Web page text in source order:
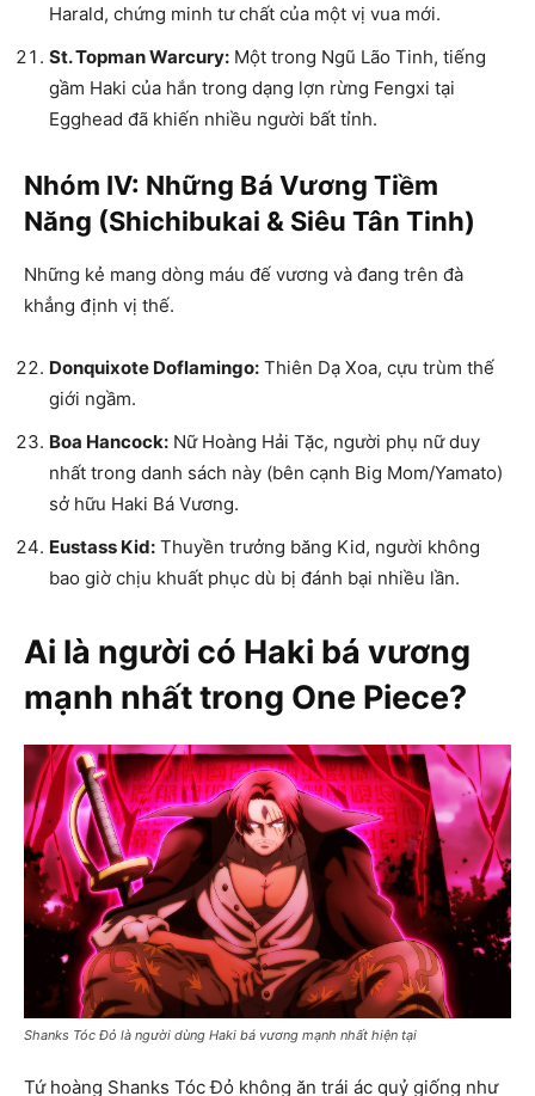
Harald, chứng minh tư chất của một vị vua mới.
St. Topman Warcury: Một trong Ngũ Lão Tinh, tiếng
gầm Haki của hắn trong dạng lợn rừng Fengxi tại
Egghead đã khiến nhiều người bất tỉnh.
Nhóm IV: Những Bá Vương Tiềm
Năng (Shichibukai & Siêu Tân Tinh)
Những kẻ mang dòng máu đế vương và đang trên đà
khẳng định vị thế.
Donquixote Doflamingo: Thiên Dạ Xoa, cựu trùm thế
giới ngầm.
Boa Hancock: Nữ Hoàng Hải Tặc, người phụ nữ duy
nhất trong danh sách này (bên cạnh Big Mom/Yamato)
sở hữu Haki Bá Vương.
Eustass Kid: Thuyền trưởng băng Kid, người không
bao giờ chịu khuất phục dù bị đánh bại nhiều lần.
Ai là người có Haki bá vương
mạnh nhất trong One Piece?
Shanks Tóc Đỏ là người dùng Haki bá vương mạnh nhất hiện tại
Tứ hoàng Shanks Tóc Đỏ không ăn trái ác quỷ giống như